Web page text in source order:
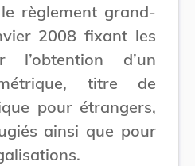
règlement grand-
2008 fixant les
l’obtention d’un
titre de
pour étrangers,
ainsi que pour